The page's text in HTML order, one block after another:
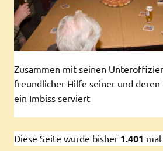
Zusammen mit seinen
freundlicher Hilfe seiner und deren
ein Imbiss serviert
Diese Seite wurde bisher 1.401